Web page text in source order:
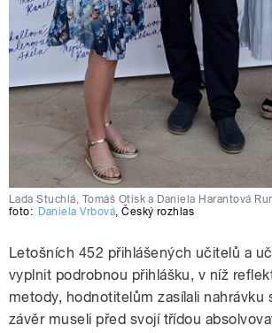
Lada Stuchlá, Tomáš Otisk a Daniela Harantová
foto: Daniela Vrbová ,Český rozhlas
Letošních 452 přihlášených učitelů a
vyplnit podrobnou přihlášku, v níž
metody, hodnotitelům zasílali nahrávku
závěr museli před svojí třídou